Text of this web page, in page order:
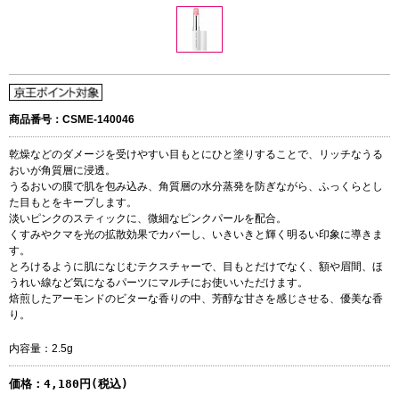
商品番号：CSME-140046
乾燥などのダメージを受けやすい目もとにひと塗りすることで、リッチなうる
おいが角質層に浸透。
うるおいの膜で肌を包み込み、角質層の水分蒸発を防ぎながら、ふっくらとし
た目もとをキープします。
淡いピンクのスティックに、微細なピンクパールを配合。
くすみやクマを光の拡散効果でカバーし、いきいきと輝く明るい印象に導きま
す。
とろけるように肌になじむテクスチャーで、目もとだけでなく、額や眉間、ほ
うれい線など気になるパーツにマルチにお使いいただけます。
焙煎したアーモンドのビターな香りの中、芳醇な甘さを感じさせる、優美な香
り。
内容量：2.5g
価格： 4,180円(税込)